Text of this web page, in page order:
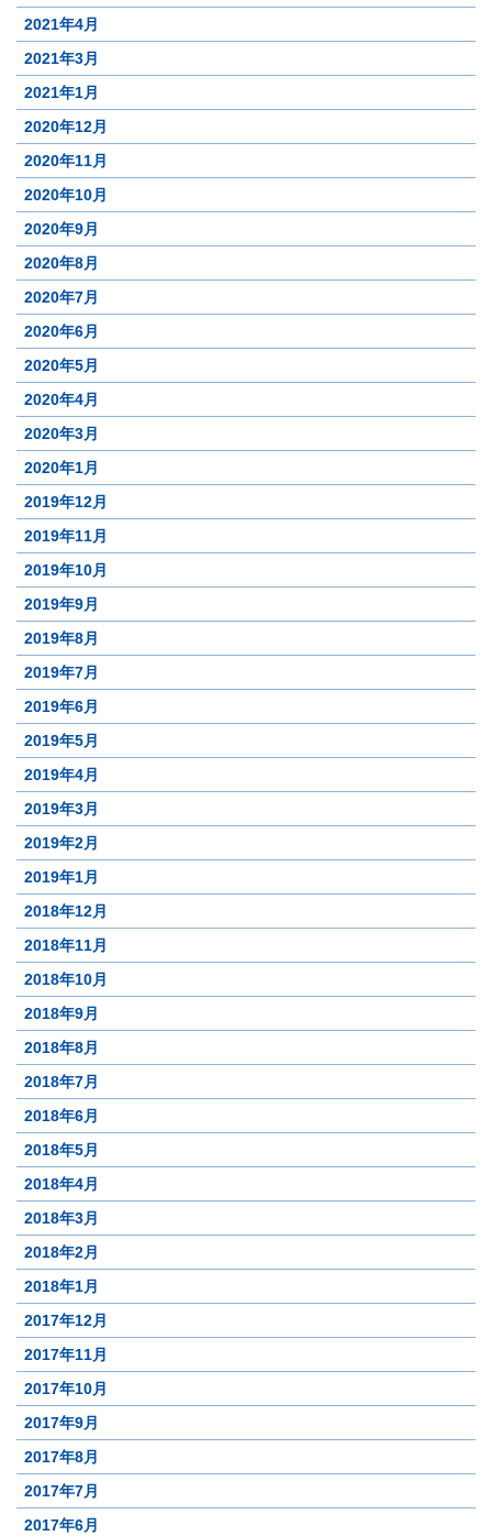
2021年4月
2021年3月
2021年1月
2020年12月
2020年11月
2020年10月
2020年9月
2020年8月
2020年7月
2020年6月
2020年5月
2020年4月
2020年3月
2020年1月
2019年12月
2019年11月
2019年10月
2019年9月
2019年8月
2019年7月
2019年6月
2019年5月
2019年4月
2019年3月
2019年2月
2019年1月
2018年12月
2018年11月
2018年10月
2018年9月
2018年8月
2018年7月
2018年6月
2018年5月
2018年4月
2018年3月
2018年2月
2018年1月
2017年12月
2017年11月
2017年10月
2017年9月
2017年8月
2017年7月
2017年6月